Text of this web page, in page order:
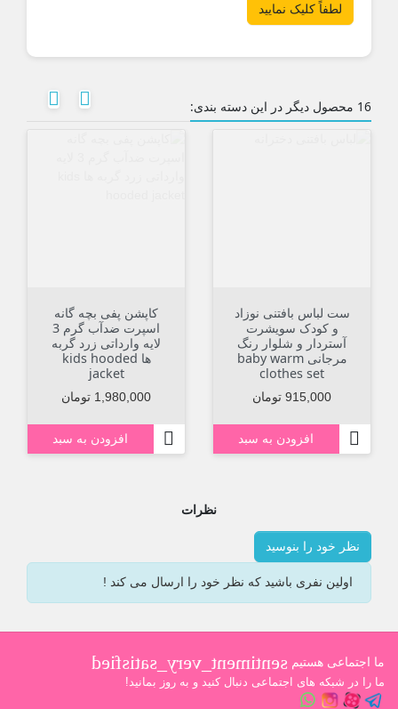
لطفاً کلیک نمایید
ست لباس بافتنی نوزاد
و کودک سویشرت
آستردار و شلوار رنگ
مرجانی baby warm
clothes set
915,000 تومان
افزودن به سبد
کاپشن پفی بچه گانه
اسپرت ضدآب گرم 3
لایه وارداتی زرد گربه
ها kids hooded
1,980,000 تومان
افزودن به سبد
خود را بنوسید
اولین نفری باشید که نظر خود را ارسال می کند !
هستیم sentiment_very_satisfied
شبکه های اجتماعی دنبال کنید و به روز بمانید!